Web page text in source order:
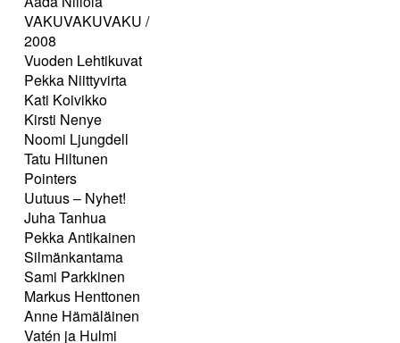
VAKUVAKUVAKU /
2008
Vuoden Lehtikuvat
Pekka Niittyvirta
Kati Koivikko
Kirsti Nenye
Noomi Ljungdell
Tatu Hiltunen
Pointers
Uutuus – Nyhet!
Juha Tanhua
Pekka Antikainen
Silmänkantama
Sami Parkkinen
Markus Henttonen
Anne Hämäläinen
Vatén ja Hulmi